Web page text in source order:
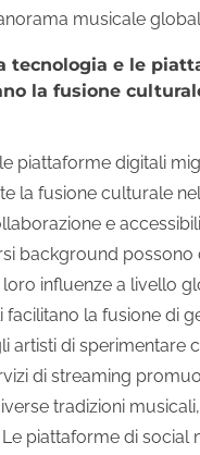
musicale
tecnologia e le
la fusione
piattaforme digitali
la fusione culturale
e
background possono
influenze a livello
la fusione di
artisti di sperimentare
di streaming
tradizioni
piattaforme di social